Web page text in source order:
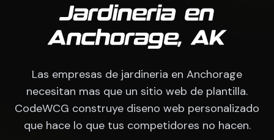
Jardineria en
Anchorage, AK
Las empresas de jardineria en Anchorage
necesitan mas que un sitio web de plantilla.
CodeWCG construye diseno web personalizado
que hace lo que tus competidores no hacen.